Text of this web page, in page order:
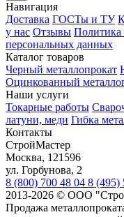
Навигация
Доставка ГОСТы и ТУ
у нас Отзывы Политика
персональных данных
Каталог товаров
Черный металлопрокат
Оцинкованный
Наши услуги
Токарные работы
латуни, меди Гибка
Контакты
СтройМастер
Москва, 121596
ул. Горбунова, 2
8 (800) 700 48 04 8 (495)
2013-2026 © ООО
Продажа